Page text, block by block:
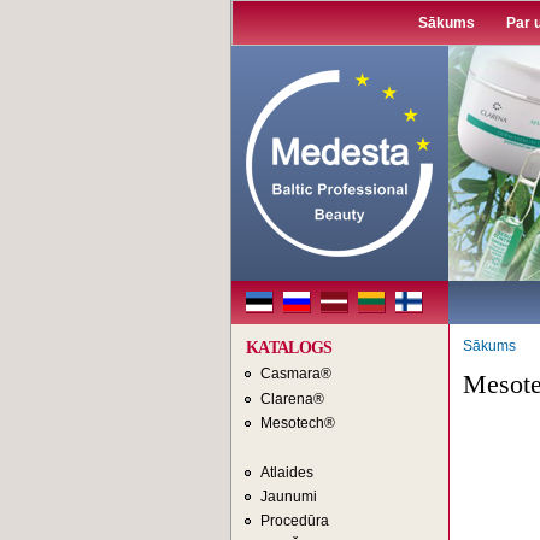
Sākums Par
KATALOGS
Casmara®
Clarena®
Mesotech®
Atlaides
Jaunumi
Procedūra
Sākums